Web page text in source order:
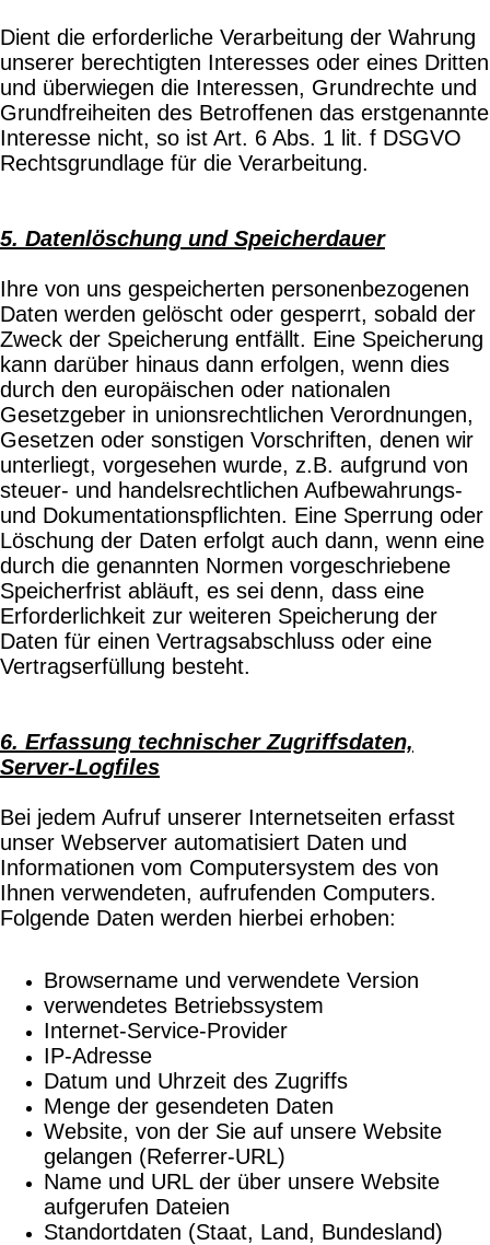
Dient die erforderliche Verarbeitung der Wahrung
unserer berechtigten Interesses oder eines Dritten
und überwiegen die Interessen, Grundrechte und
Grundfreiheiten des Betroffenen das erstgenannte
Interesse nicht, so ist Art. 6 Abs. 1 lit. f DSGVO
Rechtsgrundlage für die Verarbeitung.
5. Datenlöschung und Speicherdauer
Ihre von uns gespeicherten personenbezogenen
Daten werden gelöscht oder gesperrt, sobald der
Zweck der Speicherung entfällt. Eine Speicherung
kann darüber hinaus dann erfolgen, wenn dies
durch den europäischen oder nationalen
Gesetzgeber in unionsrechtlichen Verordnungen,
Gesetzen oder sonstigen Vorschriften, denen wir
unterliegt, vorgesehen wurde, z.B. aufgrund von
steuer- und handelsrechtlichen Aufbewahrungs-
und Dokumentationspflichten. Eine Sperrung oder
Löschung der Daten erfolgt auch dann, wenn eine
durch die genannten Normen vorgeschriebene
Speicherfrist abläuft, es sei denn, dass eine
Erforderlichkeit zur weiteren Speicherung der
Daten für einen Vertragsabschluss oder eine
Vertragserfüllung besteht.
6. Erfassung technischer Zugriffsdaten,
Server-Logfiles
Bei jedem Aufruf unserer Internetseiten erfasst
unser Webserver automatisiert Daten und
Informationen vom Computersystem des von
Ihnen verwendeten, aufrufenden Computers.
Folgende Daten werden hierbei erhoben:
Browsername und verwendete Version
verwendetes Betriebssystem
Internet-Service-Provider
IP-Adresse
Datum und Uhrzeit des Zugriffs
Menge der gesendeten Daten
Website, von der Sie auf unsere Website
gelangen (Referrer-URL)
Name und URL der über unsere Website
aufgerufen Dateien
Standortdaten (Staat, Land, Bundesland)